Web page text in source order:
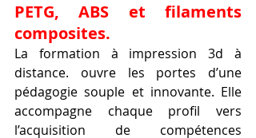
PETG, ABS et filaments
composites.
La formation à impression 3d à
distance. ouvre les portes d’une
pédagogie souple et innovante. Elle
accompagne chaque profil vers
l’acquisition de compétences